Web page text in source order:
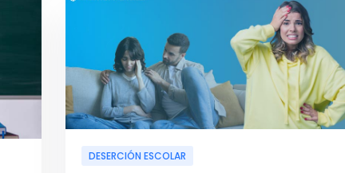
DESERCIÓN ESCOLAR